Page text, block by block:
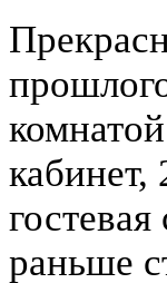
кабинет,
раньше